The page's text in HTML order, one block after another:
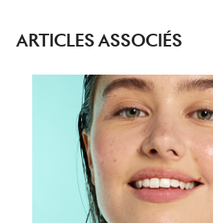
ARTICLES ASSOCIÉS